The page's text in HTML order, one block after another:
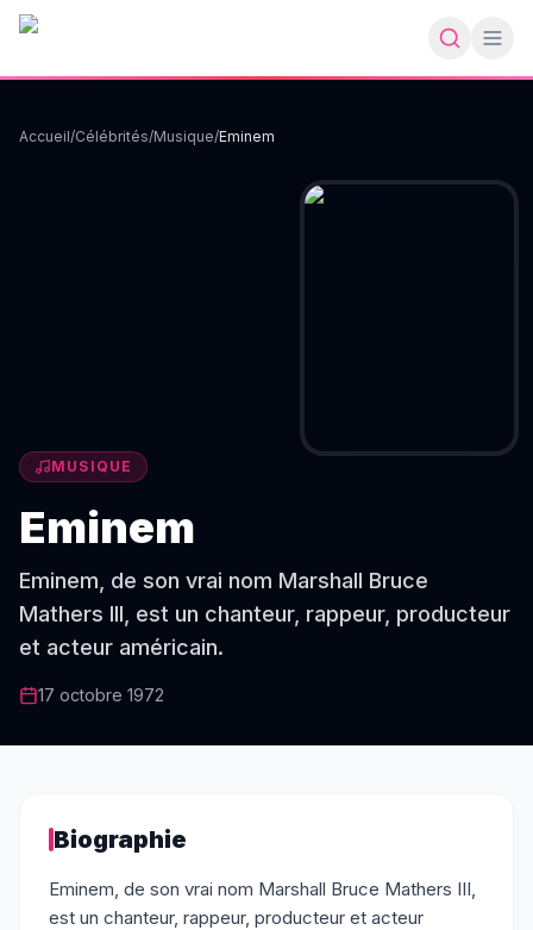
Accueil/Célébrités/Musique/Eminem
MUSIQUE
Eminem
Eminem, de son vrai nom Marshall Bruce
Mathers III, est un chanteur, rappeur, producteur
et acteur américain.
17 octobre 1972
Biographie
Eminem, de son vrai nom Marshall Bruce Mathers III,
est un chanteur, rappeur, producteur et acteur